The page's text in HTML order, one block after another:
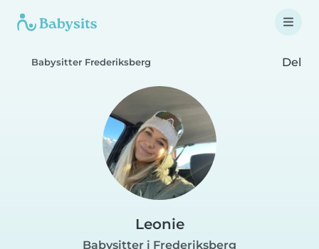
Babysitter Frederiksberg Del
Leonie
Babysitter i Frederiksberg